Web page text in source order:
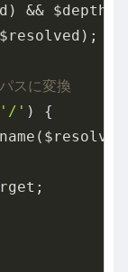
&& $depth <
スに変換
'/' ) {